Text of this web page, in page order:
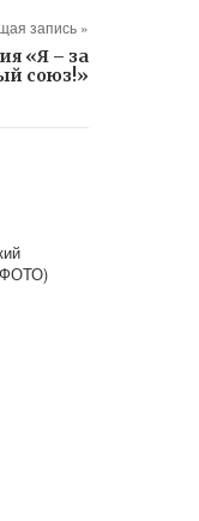
запись »
«Я – за
союз!»